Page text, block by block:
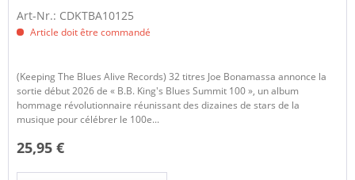
Art-Nr.: CDKTBA10125
Article doit être commandé
(Keeping The Blues Alive Records) 32 titres Joe Bonamassa annonce la
sortie début 2026 de « B.B. King's Blues Summit 100 », un album
hommage révolutionnaire réunissant des dizaines de stars de la
musique pour célébrer le 100e...
25,95 €